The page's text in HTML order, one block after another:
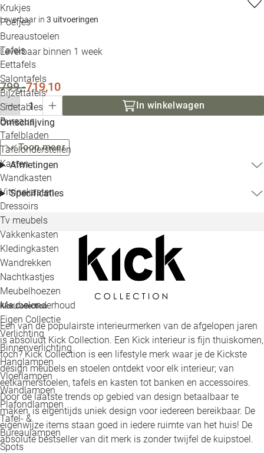
Krukjes
Poefjes
Bureaustoelen
Tafels
Eettafels
Salontafels
Bijzettafels
Sidetables
Bureaus
Tafelbladen
Tafelonderstellen
Kasten
Wandkasten
Vitrinekasten
Dressoirs
Tv meubels
Vakkenkasten
Kledingkasten
Wandrekken
Nachtkastjes
Meubelhoezen
Meubelonderhoud
Eigen Collectie
Verlichting
Binnenverlichting
Hanglampen
Vloerlampen
Wandlampen
Plafondlampen
Tafel- &
Bureaulampen
Spots
Leverbaar in 3 uitvoeringen
Leverbaar binnen 1 week
799,-719,10
In winkelwagen
Omschrijving
Toon meer
Afmetingen
Specificaties
Kick Collection
Een van de populairste interieurmerken van de afgelopen jaren
is absoluut Kick Collection. Een Kick interieur is fijn thuiskomen,
toch? Kick Collection is een lifestyle merk waar je de Kickste
design meubels en stoelen ontdekt voor elk interieur; van
eetkamerstoelen, tafels en kasten tot banken en accessoires.
Door de laatste trends op gebied van design betaalbaar te
maken, is eigentijds uniek design voor iedereen bereikbaar. De
eigenwijze items staan goed in iedere ruimte van het huis! De
absolute bestseller van dit merk is zonder twijfel de kuipstoel.